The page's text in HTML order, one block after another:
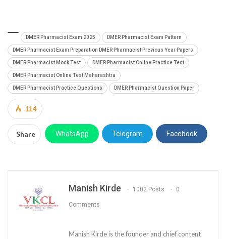
DMER Pharmacist Exam 2025 DMER Pharmacist Exam Pattern
DMER Pharmacist Exam Preparation DMER Pharmacist Previous Year Papers
DMER Pharmacist Mock Test DMER Pharmacist Online Practice Test
DMER Pharmacist Online Test Maharashtra
DMER Pharmacist Practice Questions DMER Pharmacist Question Paper
114
Share WhatsApp Telegram Facebook
Manish Kirde 1002 Posts 0
Comments
Manish Kirde is the founder and chief content